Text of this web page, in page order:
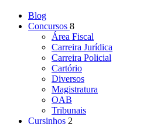
Blog
Concursos 8
Área Fiscal
Carreira Jurídica
Carreira Policial
Cartório
Diversos
Magistratura
OAB
Tribunais
Cursinhos 2